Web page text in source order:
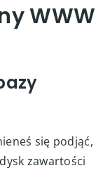
WWW
się podjąć,
zawartości